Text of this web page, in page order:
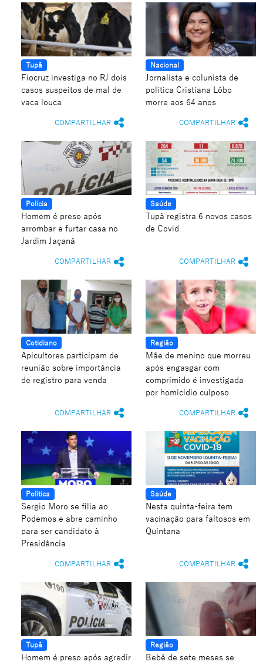
Tupã
Fiocruz investiga no RJ dois
casos suspeitos de mal de
vaca louca
COMPARTILHAR
Nacional
Jornalista e colunista de
política Cristiana Lôbo
morre aos 64 anos
COMPARTILHAR
Polícia
Homem é preso após
arrombar e furtar casa no
Jardim Jaçanã
COMPARTILHAR
Saúde
Tupã registra 6 novos casos
de Covid
COMPARTILHAR
Cotidiano
Apicultores participam de
reunião sobre importância
de registro para venda
COMPARTILHAR
Região
Mãe de menino que morreu
após engasgar com
comprimido é investigada
por homicídio culposo
COMPARTILHAR
Política
Sergio Moro se filia ao
Podemos e abre caminho
para ser candidato à
Presidência
COMPARTILHAR
Saúde
Nesta quinta-feira tem
vacinação para faltosos em
Quintana
COMPARTILHAR
Tupã
Homem é preso após agredir
Região
Bebê de sete meses se